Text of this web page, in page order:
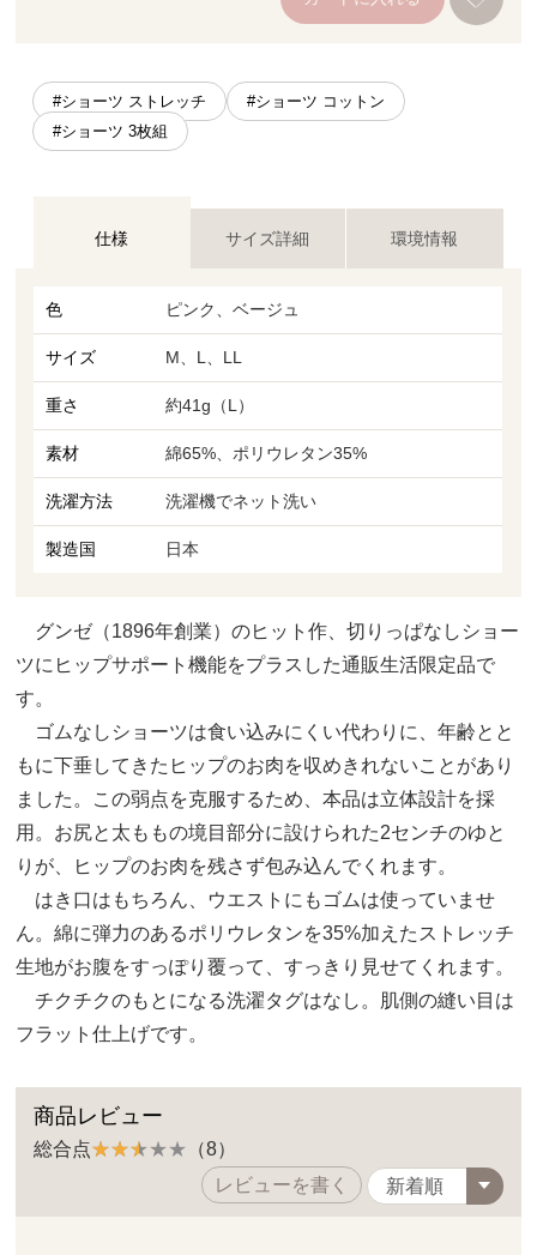
#ショーツ ストレッチ
#ショーツ コットン
#ショーツ 3枚組
仕様 サイズ詳細 環境情報
色 ピンク、ベージュ
サイズ M、L、LL
重さ 約41g（L）
素材 綿65%、ポリウレタン35%
洗濯方法 洗濯機でネット洗い
製造国 日本
グンゼ（1896年創業）のヒット作、切りっぱなしショー
ツにヒップサポート機能をプラスした通販生活限定品で
す。
ゴムなしショーツは食い込みにくい代わりに、年齢とと
もに下垂してきたヒップのお肉を収めきれないことがあり
ました。この弱点を克服するため、本品は立体設計を採
用。お尻と太ももの境目部分に設けられた2センチのゆと
りが、ヒップのお肉を残さず包み込んでくれます。
はき口はもちろん、ウエストにもゴムは使っていませ
ん。綿に弾力のあるポリウレタンを35%加えたストレッチ
生地がお腹をすっぽり覆って、すっきり見せてくれます。
チクチクのもとになる洗濯タグはなし。肌側の縫い目は
フラット仕上げです。
商品レビュー
総合点
（8）
レビューを書く